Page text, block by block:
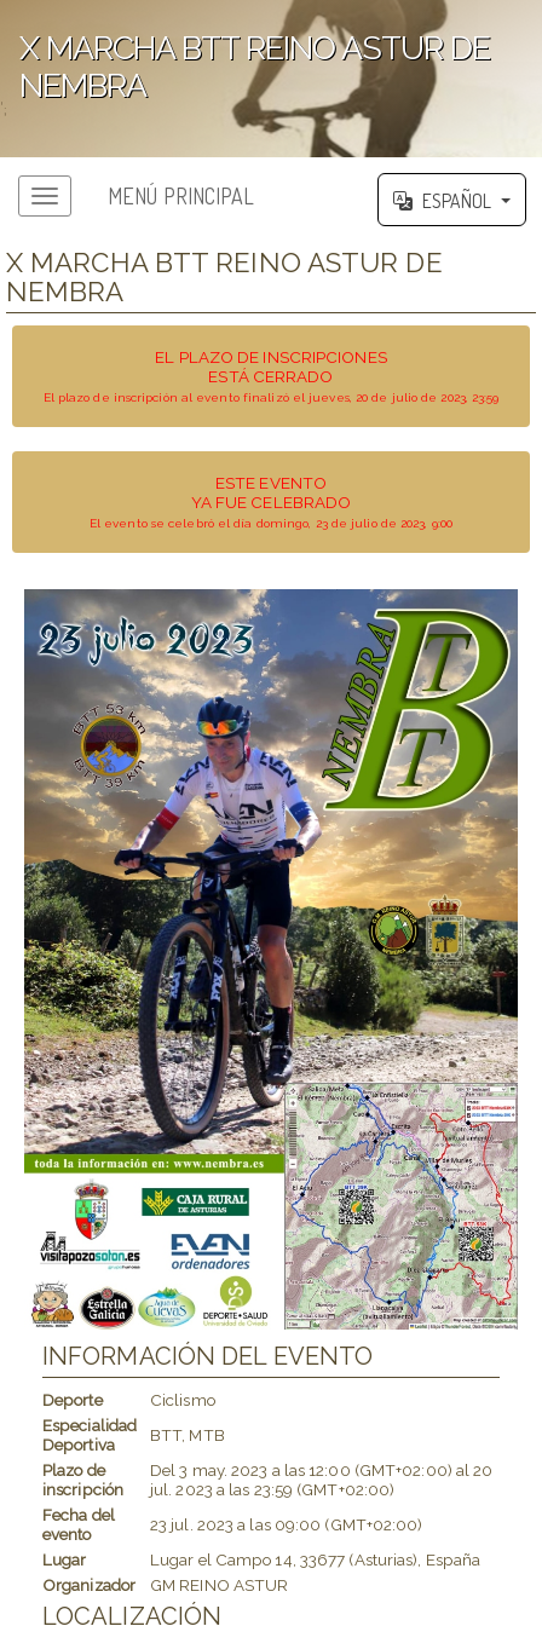
X MARCHA BTT REINO ASTUR DE
NEMBRA
';
MENÚ PRINCIPAL ESPAÑOL
X MARCHA BTT REINO ASTUR DE
NEMBRA
EL PLAZO DE INSCRIPCIONES
ESTÁ CERRADO
El plazo de inscripción al evento finalizó el jueves, 20 de julio de 2023, 23:59
ESTE EVENTO
YA FUE CELEBRADO
El evento se celebró el día domingo, 23 de julio de 2023, 9:00
INFORMACIÓN DEL EVENTO
Deporte
Ciclismo
Especialidad
Deportiva
BTT, MTB
Plazo de
inscripción
Del3 may. 2023 a las 12:00 (GMT+02:00) al20
jul. 2023 a las 23:59 (GMT+02:00)
Fecha del
evento
23 jul. 2023 a las 09:00 (GMT+02:00)
Lugar
Lugar el Campo 14, 33677 (Asturias), España
Organizador
GM REINO ASTUR
LOCALIZACIÓN